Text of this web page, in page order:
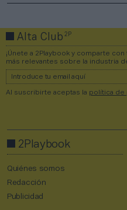
Alta Club2P
¡Únete a 2Playbook y comparte
más relevantes sobre la industria
Al suscribirte aceptas la política de
2Playbook
Quiénes somos
Redacción
Publicidad